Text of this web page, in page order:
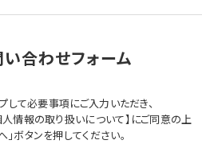
い合わせフォーム
して必要事項にご入力いただき、
情報の取り扱いについて】にご同意の上
」ボタンを押してください。